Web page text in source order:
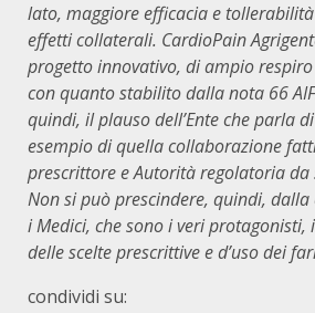
lato, maggiore efficacia e
effetti collaterali. CardioPain
progetto innovativo, di ampio
con quanto stabilito dalla nota 66
quindi, il plauso dell’Ente che parla
esempio di quella collaborazione
prescrittore e Autorità regolatoria da
Non si può prescindere, quindi,
i Medici, che sono i veri protagonisti,
delle scelte prescrittive e d’uso dei
condividi su: